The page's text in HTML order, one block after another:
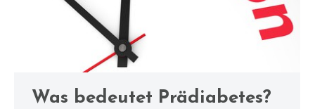
Was bedeutet Prädiabetes?